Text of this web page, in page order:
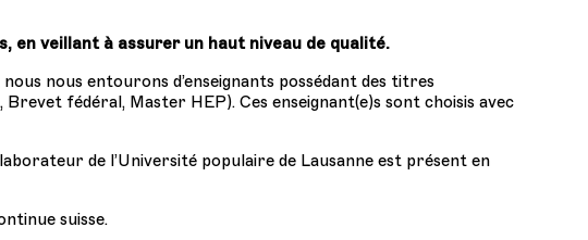
en veillant à assurer un haut niveau de qualité.
nous entourons d’enseignants possédant des titres
fédéral, Master HEP). Ces enseignant(e)s sont choisis avec
de l’Université populaire de Lausanne est présent en
suisse.